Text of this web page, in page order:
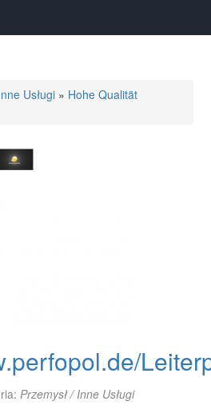
Usługi » Hohe Qualität
Przemysł / Inne Usługi